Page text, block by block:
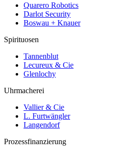
Quarero Robotics
Darlot Security
Boswau + Knauer
Spirituosen
Tannenblut
Lecureux & Cie
Glenlochy
Uhrmacherei
Vallier & Cie
L. Furtwängler
Langendorf
Prozessfinanzierung